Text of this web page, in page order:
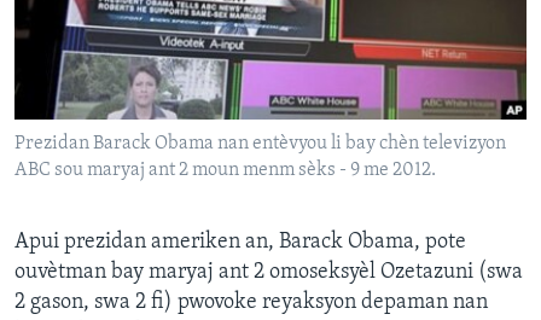
Languages
Prezidan Barack Obama nan entèvyou li bay chèn televizyon
ABC sou maryaj ant 2 moun menm sèks - 9 me 2012.
Apui prezidan ameriken an, Barack Obama, pote
ouvètman bay maryaj ant 2 omoseksyèl Ozetazuni (swa
2 gason, swa 2 fi) pwovoke reyaksyon depaman nan